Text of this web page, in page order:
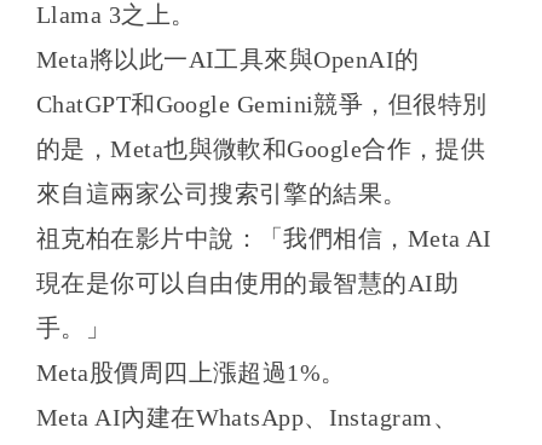
Llama 3之上。
Meta將以此一AI工具來與OpenAI的
ChatGPT和Google Gemini競爭，但很特別
的是，Meta也與微軟和Google合作，提供
來自這兩家公司搜索引擎的結果。
祖克柏在影片中說：「我們相信，Meta AI
現在是你可以自由使用的最智慧的AI助
手。」
Meta股價周四上漲超過1%。
Meta AI內建在WhatsApp、Instagram、